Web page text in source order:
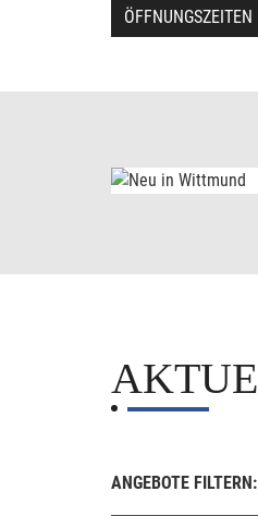
ÖFFNUNGSZEITEN
ANGEBOTE FILTERN: